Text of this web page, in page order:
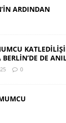
ARDINDAN
DE
0